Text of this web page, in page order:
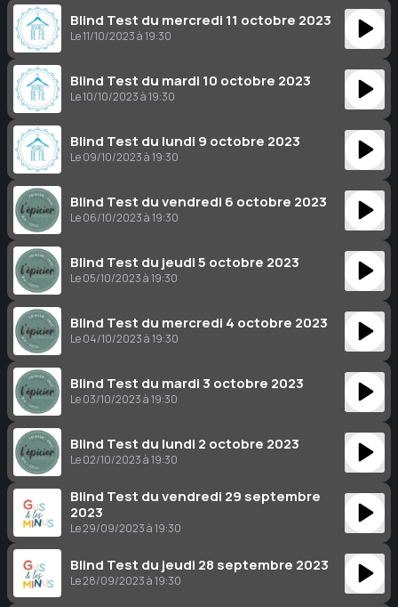
Blind Test du mercredi 11 octobre 2023
Le 11/10/2023 à 19:30
Blind Test du mardi 10 octobre 2023
Le 10/10/2023 à 19:30
Blind Test du lundi 9 octobre 2023
Le 09/10/2023 à 19:30
Blind Test du vendredi 6 octobre 2023
Le 06/10/2023 à 19:30
Blind Test du jeudi 5 octobre 2023
Le 05/10/2023 à 19:30
Blind Test du mercredi 4 octobre 2023
Le 04/10/2023 à 19:30
Blind Test du mardi 3 octobre 2023
Le 03/10/2023 à 19:30
Blind Test du lundi 2 octobre 2023
Le 02/10/2023 à 19:30
Blind Test du vendredi 29 septembre
2023
Le 29/09/2023 à 19:30
Blind Test du jeudi 28 septembre 2023
Le 28/09/2023 à 19:30